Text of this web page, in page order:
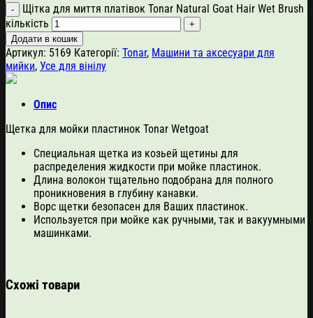
Щітка для миття платівок Tonar Natural Goat Hair Wet Brush
кількість
Додати в кошик
Артикул: 5169 Категорії: Tonar, Машини та аксесуари для
мийки, Усе для вінілу
Опис
Щетка для мойки пластинок Tonar Wetgoat
Специальная щетка из козьей щетины для
распределения жидкости при мойке пластинок.
Длина волокон тщательно подобрана для полного
проникновения в глубину канавки.
Ворс щетки безопасен для Ваших пластинок.
Используется при мойке как ручными, так и вакуумными
машинками.
Схожі товари